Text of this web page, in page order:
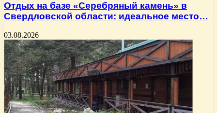
Отдых на базе «Серебряный камень» в
Свердловской области: идеальное место…
03.08.2026